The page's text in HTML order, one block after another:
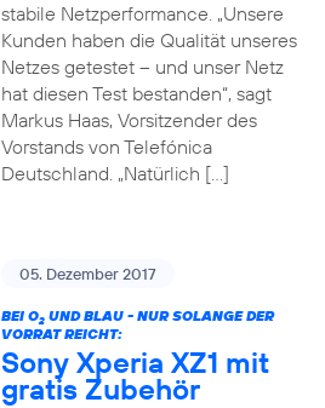
stabile Netzperformance. „Unsere
Kunden haben die Qualität unseres
Netzes getestet – und unser Netz
hat diesen Test bestanden“, sagt
Markus Haas, Vorsitzender des
Vorstands von Telefónica
Deutschland. „Natürlich […]
05. Dezember 2017
BEI O2UND BLAU - NUR SOLANGE DER
VORRAT REICHT:
Sony Xperia XZ1 mit
gratis Zubehör